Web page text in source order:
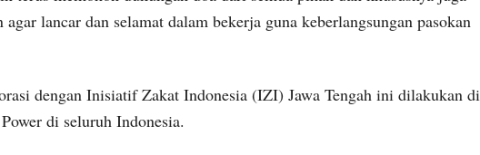
lancar dan selamat dalam bekerja guna keberlangsungan pasokan
dengan Inisiatif Zakat Indonesia (IZI) Jawa Tengah ini dilakukan di
di seluruh Indonesia.